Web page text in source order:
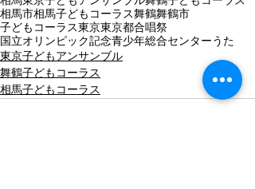
相馬市相馬子どもコーラス舞鶴舞鶴市
子どもコーラス東京東京都合唱祭
国立オリンピック記念青少年総合センターうた
東京子どもアンサンブル
舞鶴子どもコーラス
相馬子どもコーラス